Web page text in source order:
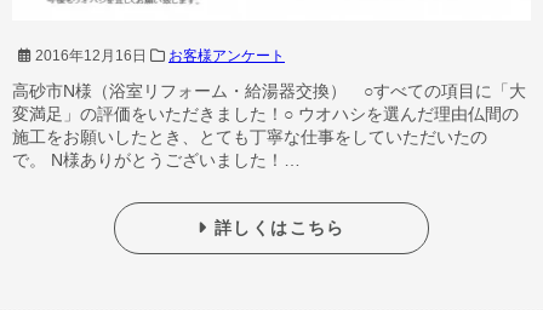
2016年12月16日 お客様アンケート
高砂市N様（浴室リフォーム・給湯器交換） ○すべての項目に「大
変満足」の評価をいただきました！○ ウオハシを選んだ理由仏間の
施工をお願いしたとき、とても丁寧な仕事をしていただいたの
で。 N様ありがとうございました！…
詳しくはこちら